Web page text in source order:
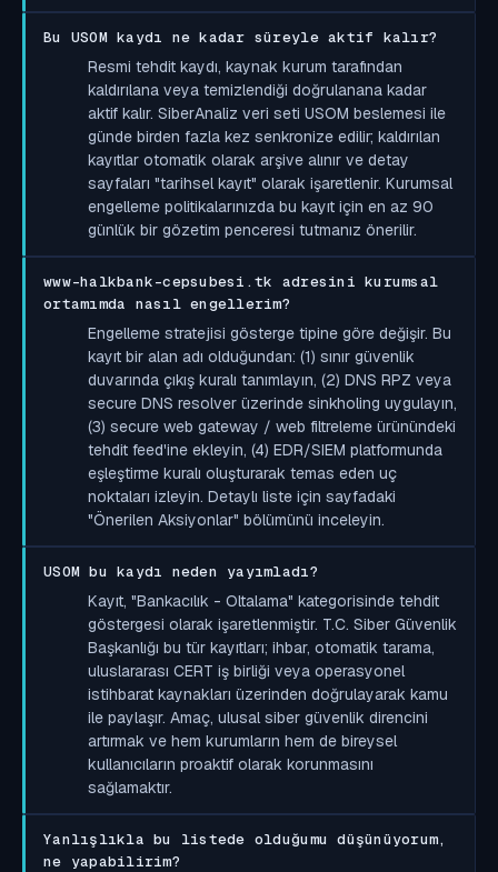
Bu USOM kaydı ne kadar süreyle aktif kalır?
Resmi tehdit kaydı, kaynak kurum tarafından
kaldırılana veya temizlendiği doğrulanana kadar
aktif kalır. SiberAnaliz veri seti USOM beslemesi ile
günde birden fazla kez senkronize edilir; kaldırılan
kayıtlar otomatik olarak arşive alınır ve detay
sayfaları "tarihsel kayıt" olarak işaretlenir. Kurumsal
engelleme politikalarınızda bu kayıt için en az 90
günlük bir gözetim penceresi tutmanız önerilir.
www-halkbank-cepsubesi.tk adresini kurumsal
ortamımda nasıl engellerim?
Engelleme stratejisi gösterge tipine göre değişir. Bu
kayıt bir alan adı olduğundan: (1) sınır güvenlik
duvarında çıkış kuralı tanımlayın, (2) DNS RPZ veya
secure DNS resolver üzerinde sinkholing uygulayın,
(3) secure web gateway / web filtreleme ürünündeki
tehdit feed'ine ekleyin, (4) EDR/SIEM platformunda
eşleştirme kuralı oluşturarak temas eden uç
noktaları izleyin. Detaylı liste için sayfadaki
"Önerilen Aksiyonlar" bölümünü inceleyin.
USOM bu kaydı neden yayımladı?
Kayıt, "Bankacılık - Oltalama" kategorisinde tehdit
göstergesi olarak işaretlenmiştir. T.C. Siber Güvenlik
Başkanlığı bu tür kayıtları; ihbar, otomatik tarama,
uluslararası CERT iş birliği veya operasyonel
istihbarat kaynakları üzerinden doğrulayarak kamu
ile paylaşır. Amaç, ulusal siber güvenlik direncini
artırmak ve hem kurumların hem de bireysel
kullanıcıların proaktif olarak korunmasını
sağlamaktır.
Yanlışlıkla bu listede olduğumu düşünüyorum,
ne yapabilirim?